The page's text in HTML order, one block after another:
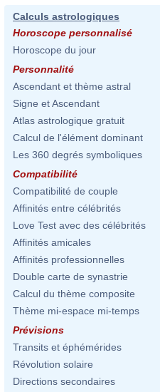
Calculs astrologiques
Horoscope personnalisé
Horoscope du jour
Personnalité
Ascendant et thème astral
Signe et Ascendant
Atlas astrologique gratuit
Calcul de l'élément dominant
Les 360 degrés symboliques
Compatibilité
Compatibilité de couple
Affinités entre célébrités
Love Test avec des célébrités
Affinités amicales
Affinités professionnelles
Double carte de synastrie
Calcul du thème composite
Thème mi-espace mi-temps
Prévisions
Transits et éphémérides
Révolution solaire
Directions secondaires